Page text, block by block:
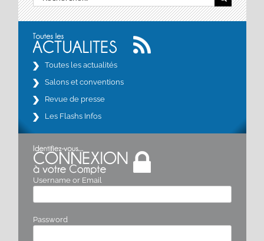
Toutes les actualités
Salons et conventions
Revue de presse
Les Flashs Infos
Username or Email
Password